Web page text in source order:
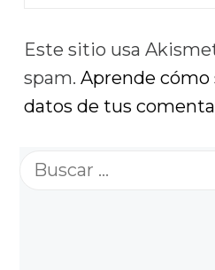
Este sitio usa
spam. Aprende cómo
datos de tus
Buscar: